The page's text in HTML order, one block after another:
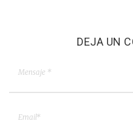
DEJA UN